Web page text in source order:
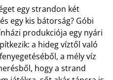
egy strandon két
egy kis bátorság? Góbi
produkciója egy nyári
a hideg víztől való
a mély víz
hogy a strand